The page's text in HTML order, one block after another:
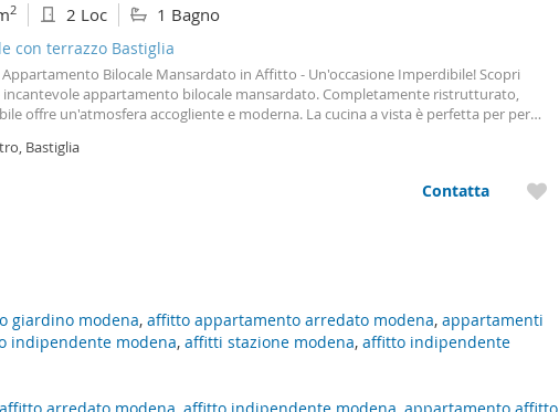
2 2 Loc 1 Bagno
con terrazzo Bastiglia
Bilocale Mansardato in Affitto - Un'occasione Imperdibile! Scopri
appartamento bilocale mansardato. Completamente ristrutturato,
offre un'atmosfera accogliente e moderna. La cucina a vista è perfetta per per
funzionale e moderno, è dotato di tutti i comfort necessari. Goditi il sole sul
la vita quotidiana ancora più comoda. Con sistema di aria condizionata questo
Bastiglia
Contatta
giardino modena, affitto appartamento arredato modena, appartamenti
indipendente modena, affitti stazione modena, affitto indipendente